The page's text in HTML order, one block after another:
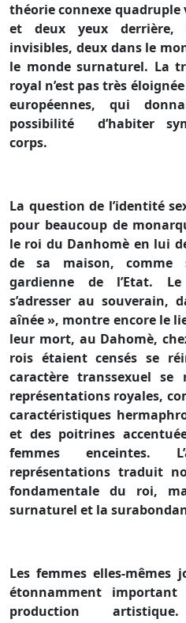
théorie connexe quadruple
et deux yeux derrière,
invisibles, deux dans le
le monde surnaturel. La
royal n’est pas très
européennes, qui
possibilité
d’habiter
corps.
La question de l’identité
pour beaucoup de
le roi du Danhomè en lui
de sa maison, comme
gardienne de l’Etat.
s’adresser au souverain,
aînée », montre encore le
leur mort, au Dahomè,
rois étaient censés se
caractère transsexuel se
représentations royales,
caractéristiques
et des poitrines
femmes enceintes.
représentations traduit
fondamentale du roi,
surnaturel et la
Les femmes elles-
étonnamment
production